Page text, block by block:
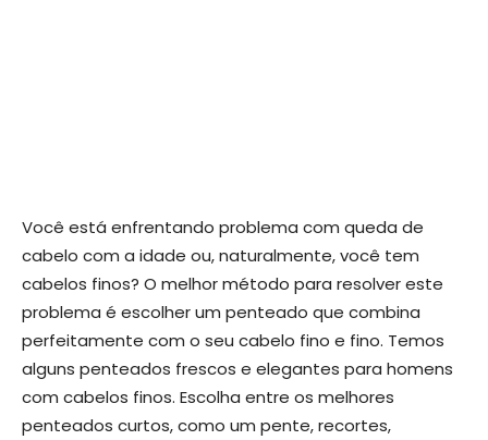
Você está enfrentando problema com queda de
cabelo com a idade ou, naturalmente, você tem
cabelos finos? O melhor método para resolver este
problema é escolher um penteado que combina
perfeitamente com o seu cabelo fino e fino. Temos
alguns penteados frescos e elegantes para homens
com cabelos finos. Escolha entre os melhores
penteados curtos, como um pente, recortes,